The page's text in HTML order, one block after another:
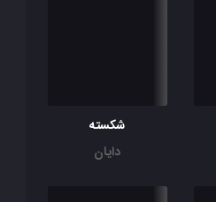
شکسته
دایان